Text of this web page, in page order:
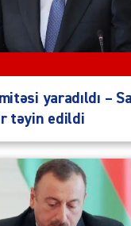
yaradıldı –
təyin edildi